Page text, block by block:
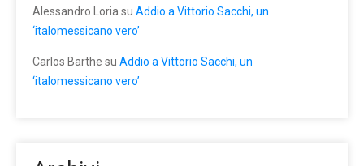
Alessandro Loria su Addio a Vittorio Sacchi, un
‘italomessicano vero’
Carlos Barthe su Addio a Vittorio Sacchi, un
‘italomessicano vero’